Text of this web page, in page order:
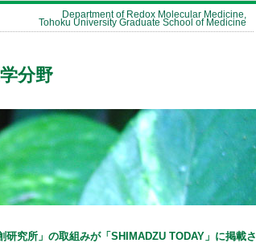
Department of Redox Molecular Medicine,
Tohoku University Graduate School of Medicine
分野
研究所」の取組みが「SHIMADZU TODAY」に掲載さ